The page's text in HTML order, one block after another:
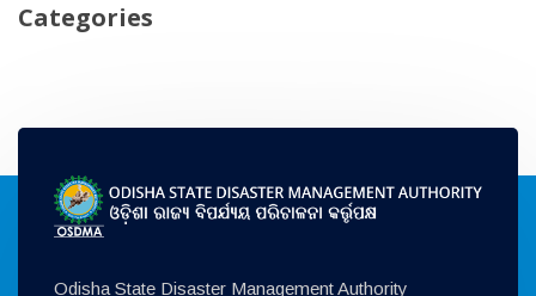
Categories
Odisha State Disaster Management Authority